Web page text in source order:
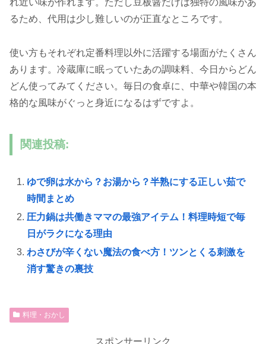
れ近い味が作れます。ただし豆板醤だけは独特の風味があ
るため、代用は少し難しいのが正直なところです。
使い方もそれぞれ定番料理以外に活躍する場面がたくさん
あります。冷蔵庫に眠っていたあの調味料、今日からどん
どん使ってみてください。毎日の食卓に、中華や韓国の本
格的な風味がぐっと身近になるはずですよ。
関連投稿:
ゆで卵は水から？お湯から？半熟にする正しい茹で
時間まとめ
圧力鍋は共働きママの最強アイテム！料理時短で毎
日がラクになる理由
わさびが辛くない魔法の食べ方！ツンとくる刺激を
消す驚きの裏技
料理・おかし
スポンサーリンク